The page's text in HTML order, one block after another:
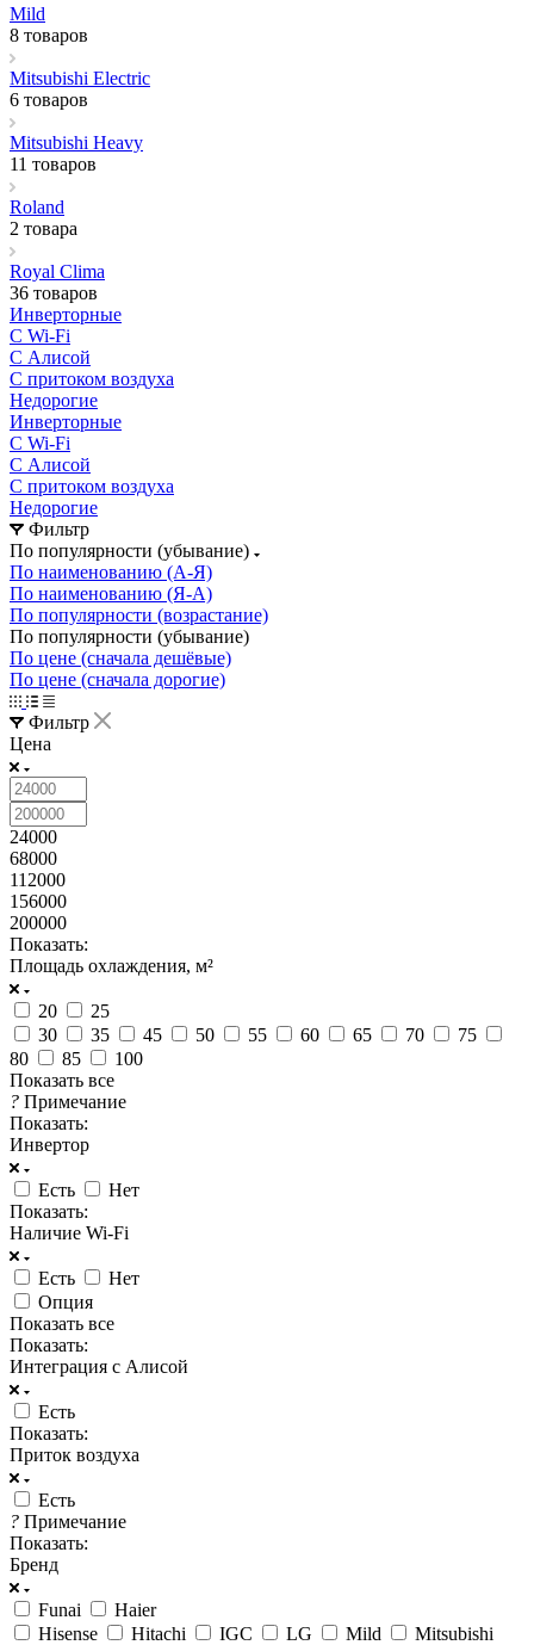
Mild
8 товаров
Mitsubishi Electric
6 товаров
Mitsubishi Heavy
11 товаров
Roland
2 товара
Royal Clima
36 товаров
Инверторные
С Wi-Fi
С Алисой
С притоком воздуха
Недорогие
Инверторные
С Wi-Fi
С Алисой
С притоком воздуха
Недорогие
Фильтр
По популярности (убывание)
По наименованию (А-Я)
По наименованию (Я-А)
По популярности (возрастание)
По популярности (убывание)
По цене (сначала дешёвые)
По цене (сначала дорогие)
Фильтр
Цена
24000
68000
112000
156000
200000
Показать:
Площадь охлаждения, м²
20
25
30
35 45 50 55 60 65 70
75
80
85
100
Показать все
? Примечание
Показать:
Инвертор
Есть
Нет
Показать:
Наличие Wi-Fi
Есть
Нет
Опция
Показать все
Показать:
Интеграция с Алисой
Есть
Показать:
Приток воздуха
Есть
? Примечание
Показать:
Бренд
Funai
Haier
Hisense
Hitachi IGC LG Mild
Mitsubishi